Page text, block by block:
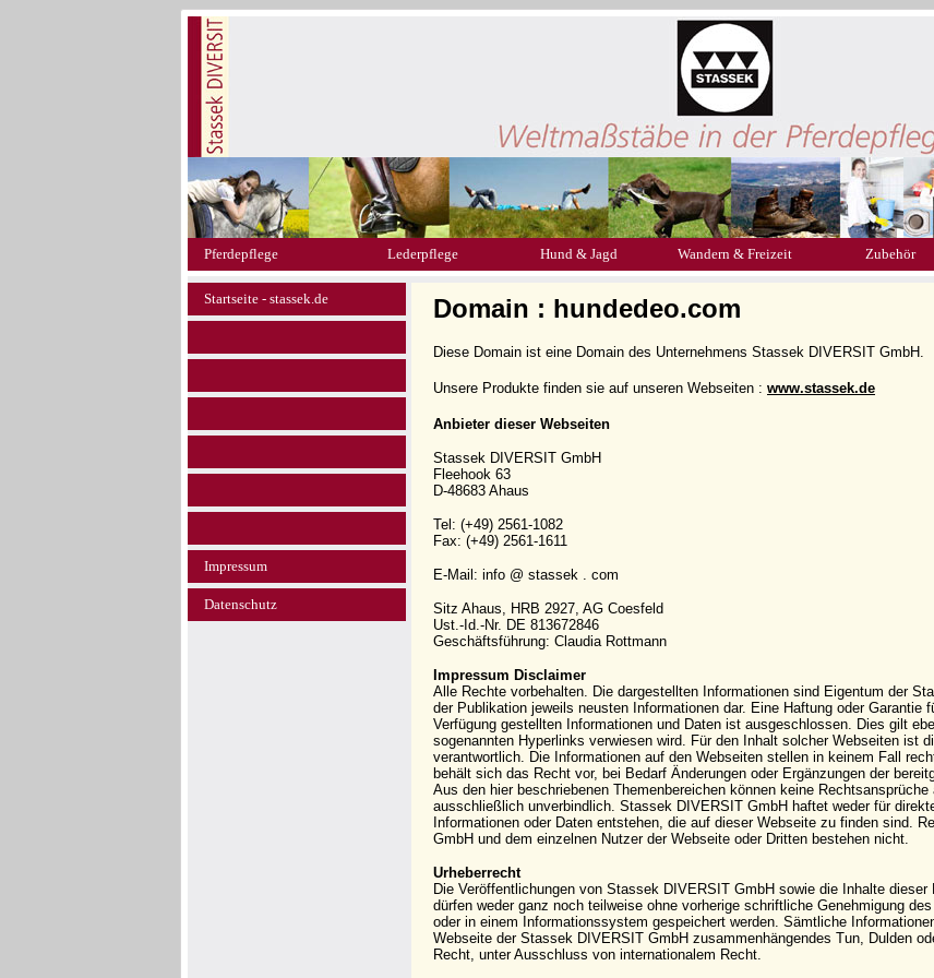
Pferdepflege Lederpflege Hund & Jagd Wandern & Freizeit Zubehör
Startseite - stassek.de
Impressum
Datenschutz
Domain : hundedeo.com
Diese Domain ist eine Domain des Unternehmens Stassek DIVERSIT GmbH.
Unsere Produkte finden sie auf unseren Webseiten : www.stassek.de
Anbieter dieser Webseiten
Stassek DIVERSIT GmbH
Fleehook 63
D-48683 Ahaus
Tel: (+49) 2561-1082
Fax: (+49) 2561-1611
E-Mail: info @ stassek . com
Sitz Ahaus, HRB 2927, AG Coesfeld
Ust.-Id.-Nr. DE 813672846
Geschäftsführung: Claudia Rottmann
Impressum Disclaimer
Alle Rechte vorbehalten. Die dargestellten Informationen sind Eigentum der
der Publikation jeweils neusten Informationen dar. Eine Haftung oder
Verfügung gestellten Informationen und Daten ist ausgeschlossen. Dies gilt
sogenannten Hyperlinks verwiesen wird. Für den Inhalt solcher Webseiten ist
verantwortlich. Die Informationen auf den Webseiten stellen in keinem Fall
behält sich das Recht vor, bei Bedarf Änderungen oder Ergänzungen der
Aus den hier beschriebenen Themenbereichen können keine
ausschließlich unverbindlich. Stassek DIVERSIT GmbH haftet weder für
Informationen oder Daten entstehen, die auf dieser Webseite zu finden sind.
GmbH und dem einzelnen Nutzer der Webseite oder Dritten bestehen nicht.
Urheberrecht
Die Veröffentlichungen von Stassek DIVERSIT GmbH sowie die Inhalte
dürfen weder ganz noch teilweise ohne vorherige schriftliche Genehmigung
oder in einem Informationssystem gespeichert werden. Sämtliche
Webseite der Stassek DIVERSIT GmbH zusammenhängendes Tun, Dulden
Recht, unter Ausschluss von internationalem Recht.